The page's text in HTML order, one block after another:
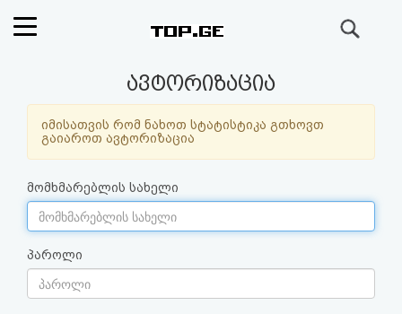
ფოსტა
კითხვა-
პასუხი
ავტორიზაცია
ავტორიზაცია
იმისათვის რომ ნახოთ სტატისტიკა გთხოვთ
გაიაროთ ავტორიზაცია
მომხმარებლის სახელი
პაროლი